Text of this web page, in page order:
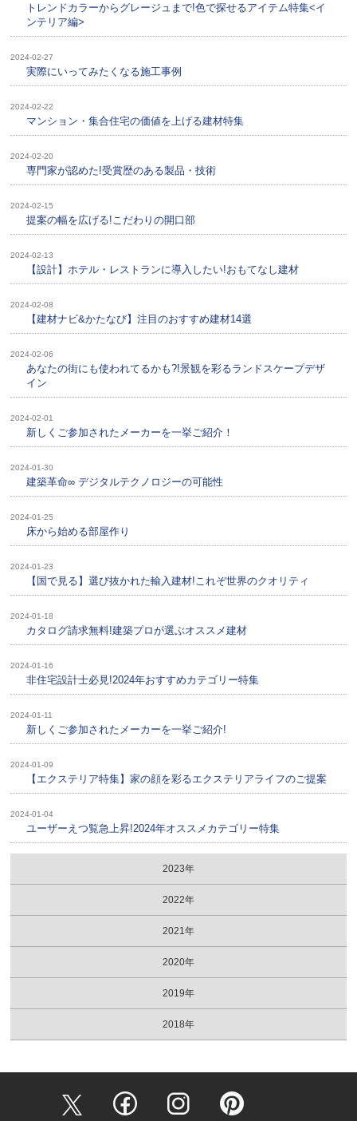
トレンドカラーからグレージュまで!色で探せるアイテム特集<イ
ンテリア編>
2024-02-27
実際にいってみたくなる施工事例
2024-02-22
マンション・集合住宅の価値を上げる建材特集
2024-02-20
専門家が認めた!受賞歴のある製品・技術
2024-02-15
提案の幅を広げる!こだわりの開口部
2024-02-13
【設計】ホテル・レストランに導入したい!おもてなし建材
2024-02-08
【建材ナビ&かたなび】注目のおすすめ建材14選
2024-02-06
あなたの街にも使われてるかも?!景観を彩るランドスケープデザ
イン
2024-02-01
新しくご参加されたメーカーを一挙ご紹介！
2024-01-30
建築革命∞ デジタルテクノロジーの可能性
2024-01-25
床から始める部屋作り
2024-01-23
【国で見る】選び抜かれた輸入建材!これぞ世界のクオリティ
2024-01-18
カタログ請求無料!建築プロが選ぶオススメ建材
2024-01-16
非住宅設計士必見!2024年おすすめカテゴリー特集
2024-01-11
新しくご参加されたメーカーを一挙ご紹介!
2024-01-09
【エクステリア特集】家の顔を彩るエクステリアライフのご提案
2024-01-04
ユーザーえつ覧急上昇!2024年オススメカテゴリー特集
2023年
2022年
2021年
2020年
2019年
2018年